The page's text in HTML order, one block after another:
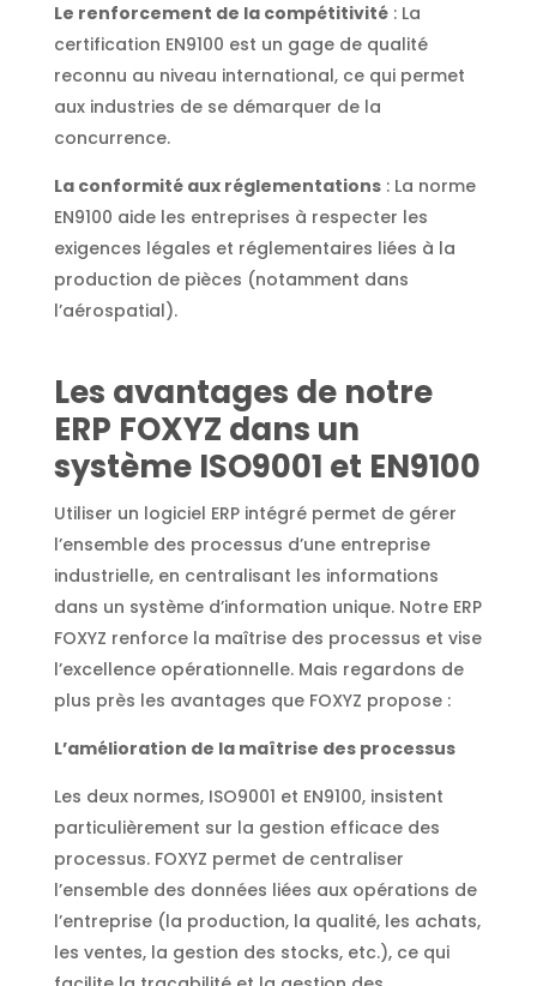
Le renforcement de la compétitivité: La
certification EN9100 est un gage de qualité
reconnu au niveau international, ce qui permet
aux industries de se démarquer de la
concurrence.
La conformité aux réglementations: La norme
EN9100 aide les entreprises à respecter les
exigences légales et réglementaires liées à la
production de pièces (notamment dans
l’aérospatial).
Les avantages de notre
ERP FOXYZ dans un
système ISO9001 et EN9100
Utiliser un logiciel ERP intégré permet de gérer
l’ensemble des processus d’une entreprise
industrielle, en centralisant les informations
dans un système d’information unique. Notre ERP
FOXYZ renforce la maîtrise des processus et vise
l’excellence opérationnelle. Mais regardons de
plus près les avantages que FOXYZ propose :
L’amélioration de la maîtrise des processus
Les deux normes, ISO9001 et EN9100, insistent
particulièrement sur la gestion efficace des
processus. FOXYZ permet de centraliser
l’ensemble des données liées aux opérations de
l’entreprise (la production, la qualité, les achats,
les ventes, la gestion des stocks, etc.), ce qui